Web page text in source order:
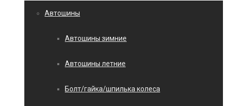
Автошины
Автошины зимние
Автошины летние
Болт/гайка/шпилька колеса